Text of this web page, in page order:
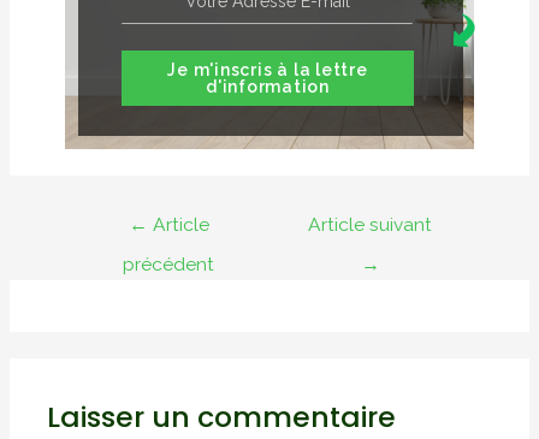
Je m'inscris à la lettre
d'information
Navigation
l’article
← Article
précédent
Article suivant
→
Laisser un commentaire